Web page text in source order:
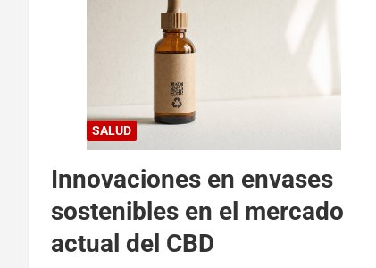
SALUD
Innovaciones en envases
sostenibles en el mercado
actual del CBD